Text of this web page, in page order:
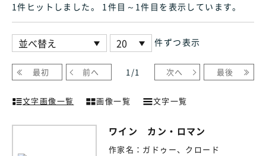
1件ヒット しました。 1件目～1件目 を表示しています。
件ずつ表示
最初 前へ 1 /1 次へ 最後
文字画像一覧 画像一覧 文字一覧
ワイン カン・ロマン
作家名： ガドゥー、クロード